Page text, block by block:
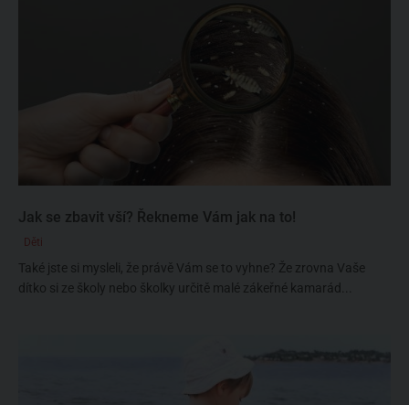
Jak se zbavit vší? Řekneme Vám jak na to!
Děti
Také jste si mysleli, že právě Vám se to vyhne? Že zrovna Vaše
dítko si ze školy nebo školky určitě malé zákeřné kamarád...